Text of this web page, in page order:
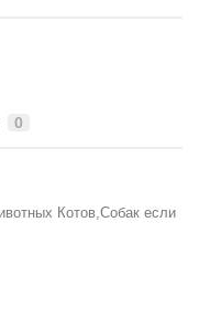
0
Котов,Собак если